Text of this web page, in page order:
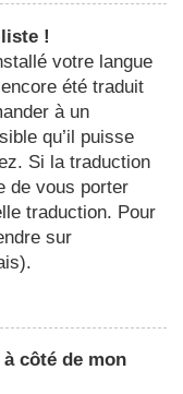
!
votre langue
été traduit
à un
qu’il puisse
Si la traduction
de vous porter
traduction. Pour
sur
côté de mon